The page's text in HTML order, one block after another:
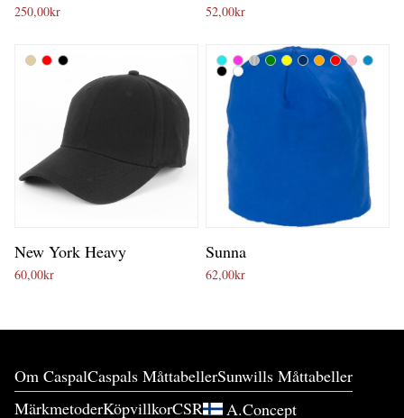
250,00kr 52,00kr
New York Heavy
60,00kr
Sunna
62,00kr
Om CaspalCaspals MåttabellerSunwills Måttabeller
MärkmetoderKöpvillkorCSR A.Concept